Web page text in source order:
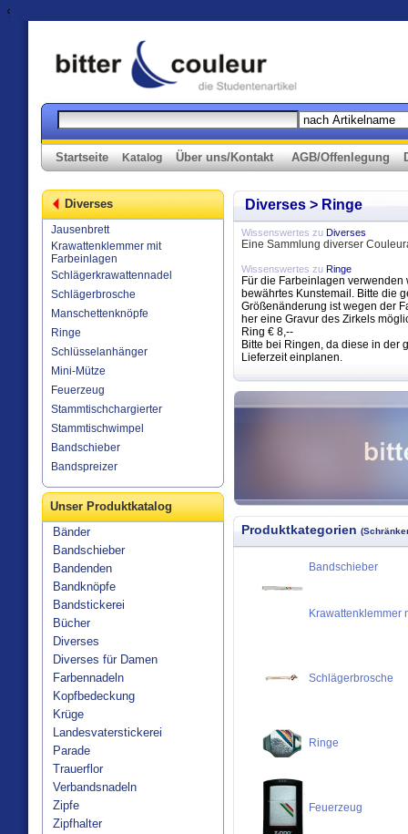
%>
Startseite Katalog Über uns/Kontakt AGB/Offenlegung
Diverses
Jausenbrett
Krawattenklemmer mit
Farbeinlagen
Schlägerkrawattennadel
Schlägerbrosche
Manschettenknöpfe
Ringe
Schlüsselanhänger
Mini-Mütze
Feuerzeug
Stammtischchargierter
Stammtischwimpel
Bandschieber
Bandspreizer
Unser Produktkatalog
Bänder
Bandschieber
Bandenden
Bandknöpfe
Bandstickerei
Bücher
Diverses
Diverses für Damen
Farbennadeln
Kopfbedeckung
Krüge
Landesvaterstickerei
Parade
Trauerflor
Verbandsnadeln
Zipfe
Zipfhalter
Diverses > Ringe
Wissenswertes zu Diverses
Eine Sammlung diverser
Wissenswertes zu Ringe
Für die Farbeinlagen
bewährtes Kunstemail. Bitte die
Größenänderung ist wegen der
her eine Gravur des Zirkels
Ring € 8,--
Bitte bei Ringen, da diese in der
Lieferzeit einplanen.
Produktkategorien
Bandschieber
Krawattenklemmer
Schlägerbrosche
Ringe
Feuerzeug